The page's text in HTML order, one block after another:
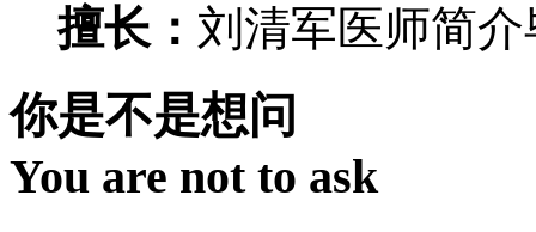
擅长： 刘清军医师简
你是不是想问
You are not to ask